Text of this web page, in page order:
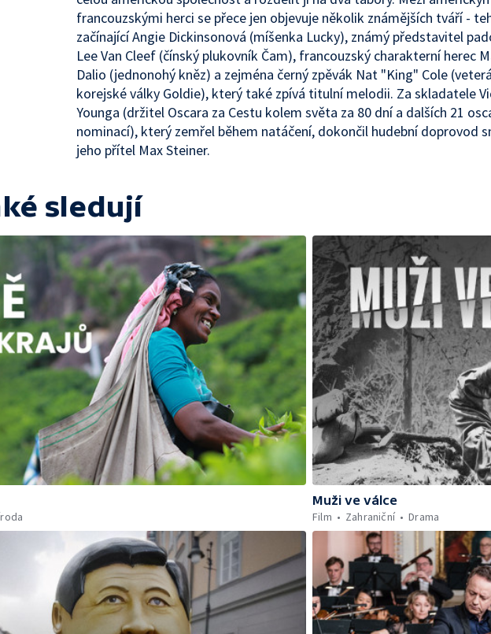
francouzskými herci se přece jen objevuje několik známějších tváří -
začínající Angie Dickinsonová (míšenka Lucky), známý představitel
Lee Van Cleef (čínský plukovník Čam), francouzský charakterní herec
Dalio (jednonohý kněz) a zejména černý zpěvák Nat "King" Cole
korejské války Goldie), který také zpívá titulní melodii. Za skladatele
Younga (držitel Oscara za Cestu kolem světa za 80 dní a dalších 21
nominací), který zemřel během natáčení, dokončil hudební doprovod
jeho přítel Max Steiner.
sledují
Muži ve válce
Film
Zahraniční Drama